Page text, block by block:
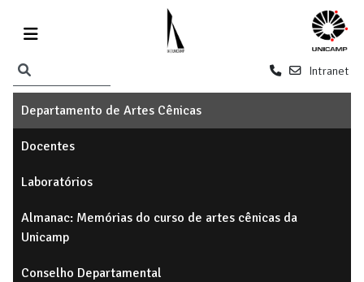
Intranet
Departamento de Artes Cênicas
Docentes
Laboratórios
Almanac: Memórias do curso de artes cênicas da
Unicamp
Conselho Departamental